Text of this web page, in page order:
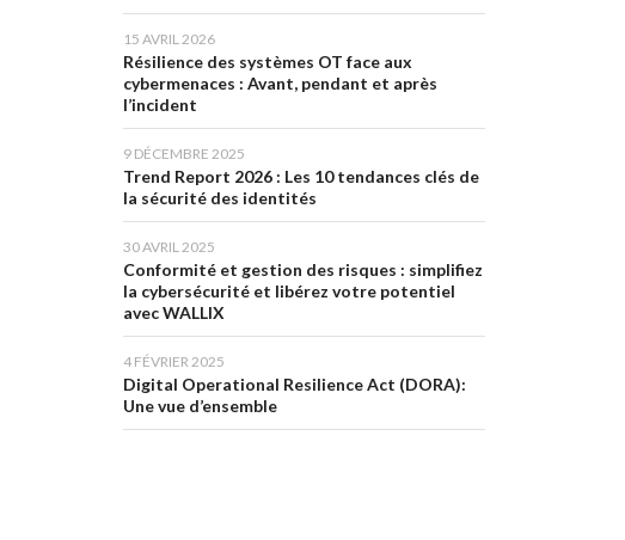
15 AVRIL 2026
Résilience des systèmes OT face aux
cybermenaces : Avant, pendant et après
l’incident
9 DÉCEMBRE 2025
Trend Report 2026 : Les 10 tendances clés de
la sécurité des identités
30 AVRIL 2025
Conformité et gestion des risques : simplifiez
la cybersécurité et libérez votre potentiel
avec WALLIX
4 FÉVRIER 2025
Digital Operational Resilience Act (DORA):
Une vue d’ensemble